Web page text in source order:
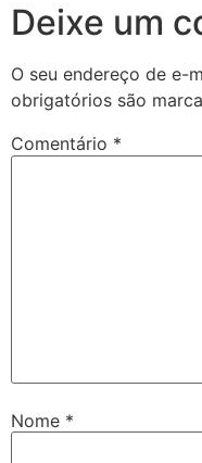
Deixe um
O seu endereço de e-
obrigatórios são
Comentário *
Nome *